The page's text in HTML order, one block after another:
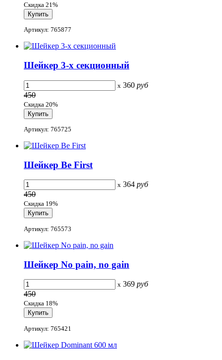
Скидка 21%
Артикул: 765877
Шейкер 3-х секционный
x 360 руб
450
Скидка 20%
Артикул: 765725
Шейкер Be First
x 364 руб
450
Скидка 19%
Артикул: 765573
Шейкер No pain, no gain
x 369 руб
450
Скидка 18%
Артикул: 765421